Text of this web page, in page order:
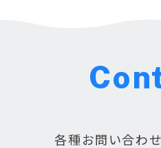
各種お問い合わ